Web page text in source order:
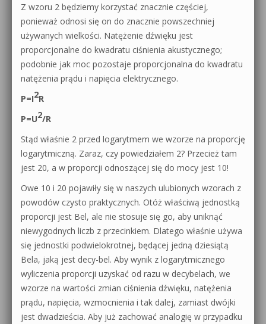
Z wzoru 2 będziemy korzystać znacznie częściej,
ponieważ odnosi się on do znacznie powszechniej
używanych wielkości. Natężenie dźwięku jest
proporcjonalne do kwadratu ciśnienia akustycznego;
podobnie jak moc pozostaje proporcjonalna do kwadratu
natężenia prądu i napięcia elektrycznego.
P=I2R
P=U2/R
Stąd właśnie 2 przed logarytmem we wzorze na proporcję
logarytmiczną. Zaraz, czy powiedziałem 2? Przecież tam
jest 20, a w proporcji odnoszącej się do mocy jest 10!
Owe 10 i 20 pojawiły się w naszych ulubionych wzorach z
powodów czysto praktycznych. Otóż właściwą jednostką
proporcji jest Bel, ale nie stosuje się go, aby uniknąć
niewygodnych liczb z przecinkiem. Dlatego właśnie używa
się jednostki podwielokrotnej, będącej jedną dziesiątą
Bela, jaką jest decy-bel. Aby wynik z logarytmicznego
wyliczenia proporcji uzyskać od razu w decybelach, we
wzorze na wartości zmian ciśnienia dźwięku, natężenia
prądu, napięcia, wzmocnienia i tak dalej, zamiast dwójki
jest dwadzieścia. Aby już zachować analogię w przypadku